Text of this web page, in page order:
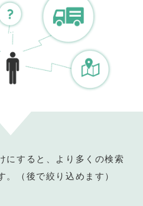
にすると、より多くの検索
。（後で絞り込めます）